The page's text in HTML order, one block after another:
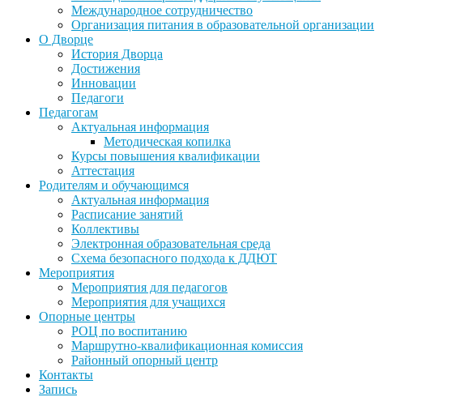
Международное сотрудничество
Организация питания в образовательной организации
О Дворце
История Дворца
Достижения
Инновации
Педагоги
Педагогам
Актуальная информация
Методическая копилка
Курсы повышения квалификации
Аттестация
Родителям и обучающимся
Актуальная информация
Расписание занятий
Коллективы
Электронная образовательная среда
Схема безопасного подхода к ДДЮТ
Мероприятия
Мероприятия для педагогов
Мероприятия для учащихся
Опорные центры
РОЦ по воспитанию
Маршрутно-квалификационная комиссия
Районный опорный центр
Контакты
Запись